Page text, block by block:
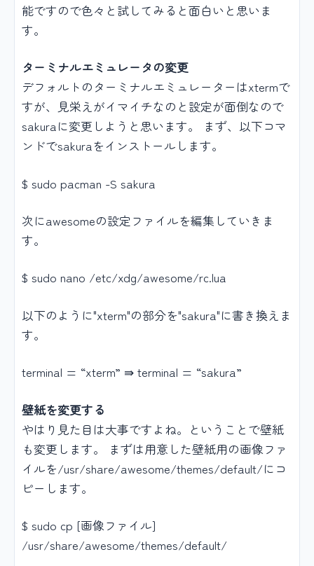
能ですので色々と試してみると面白いと思いま
す。
ターミナルエミュレータの変更
デフォルトのターミナルエミュレーターはxtermで
すが、見栄えがイマイチなのと設定が面倒なので
sakuraに変更しようと思います。 まず、以下コマ
ンドでsakuraをインストールします。
$ sudo pacman -S sakura
次にawesomeの設定ファイルを編集していきま
す。
$ sudo nano /etc/xdg/awesome/rc.lua
以下のように"xterm"の部分を"sakura"に書き換えま
す。
terminal = “xterm” ⇛ terminal = “sakura”
壁紙を変更する
やはり見た目は大事ですよね。ということで壁紙
も変更します。 まずは用意した壁紙用の画像ファ
イルを/usr/share/awesome/themes/default/にコ
ピーします。
$ sudo cp [画像ファイル]
/usr/share/awesome/themes/default/